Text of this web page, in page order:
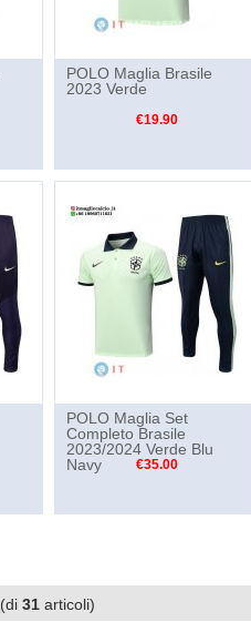
POLO Maglia Brasile
2023 Verde
€19.90
POLO Maglia Set
Completo Brasile
2023/2024 Verde Blu
Navy
€35.00
(di 31 articoli)